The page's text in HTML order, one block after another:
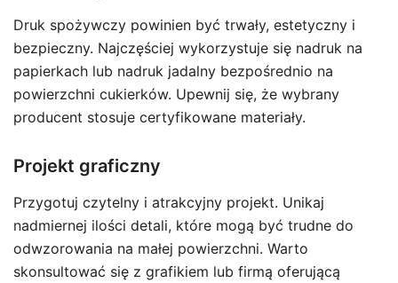
Druk spożywczy powinien być trwały, estetyczny i
bezpieczny. Najczęściej wykorzystuje się nadruk na
papierkach lub nadruk jadalny bezpośrednio na
powierzchni cukierków. Upewnij się, że wybrany
producent stosuje certyfikowane materiały.
Projekt graficzny
Przygotuj czytelny i atrakcyjny projekt. Unikaj
nadmiernej ilości detali, które mogą być trudne do
odwzorowania na małej powierzchni. Warto
skonsultować się z grafikiem lub firmą oferującą